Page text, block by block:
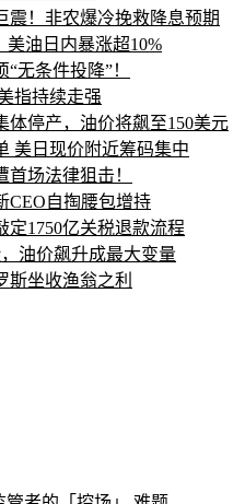
震！非农爆冷挽救降息预期
美油日内暴涨超10%
无条件投降”！
指持续走强
体停产，油价将飙至150美元
美日现价附近筹码集中
场法律狙击！
CEO自掏腰包增持
1750亿关税退款流程
油价飙升成最大变量
斯坐收渔翁之利